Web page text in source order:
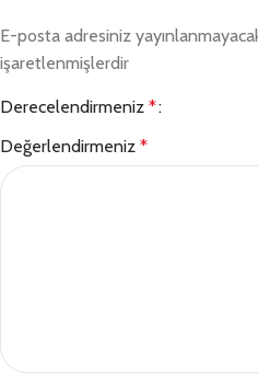
E-posta adresiniz
işaretlenmişlerdir
Derecelendirmeniz *
Değerlendirmeniz *